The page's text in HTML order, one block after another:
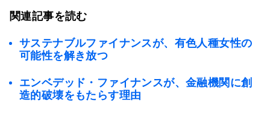
関連記事を読む
サステナブルファイナンスが、有色人種女性の
可能性を解き放つ
エンベデッド・ファイナンスが、金融機関に創
造的破壊をもたらす理由